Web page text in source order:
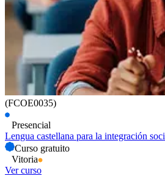
(FCOE0035)
Presencial
Lengua castellana para la integración
Curso gratuito
Vitoria
Ver curso